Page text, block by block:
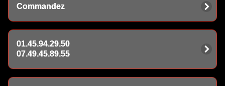
Commandez
01.45.94.29.50
07.49.45.89.55